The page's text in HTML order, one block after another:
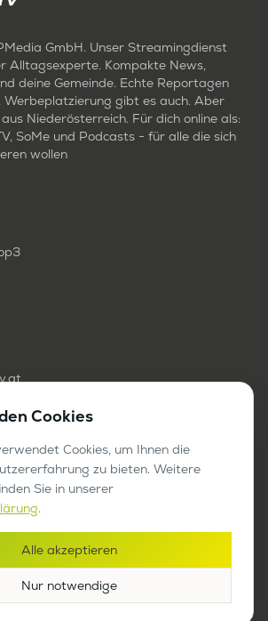
GmbH. Unser Streamingdienst
Alltagsexperte. Kompakte News,
deine Gemeinde. Echte Reportagen
Werbeplatzierung gibt es auch. Aber
Niederösterreich. Für dich online als:
SoMe und Podcasts - für alle die sich
wollen
auf GemeindeTV
Cookies
Cookies, um Ihnen die
zu bieten. Weitere
Sie in unserer
.
Alle akzeptieren
Nur notwendige